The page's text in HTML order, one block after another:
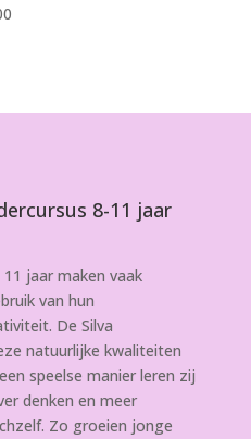
8-11 jaar
jaar maken vaak
van hun
De Silva
natuurlijke kwaliteiten
speelse manier leren zij
denken en meer
Zo groeien jonge